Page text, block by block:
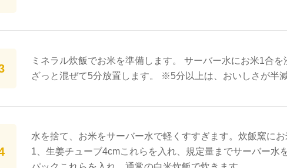
ミネラル炊飯でお米を準備します。 サーバー水にお米1合を
ざっと混ぜて5分放置します。 ※5分以上は、おいしさが半
水を捨て、お米をサーバー水で軽くすすぎます。炊飯窯に
1、生姜チューブ4cmこれらを入れ、規定量までサーバー水